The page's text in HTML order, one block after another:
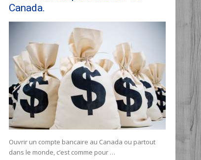
Canada.
Ouvrir un compte bancaire au Canada ou partout
dans le monde, c’est comme pour …